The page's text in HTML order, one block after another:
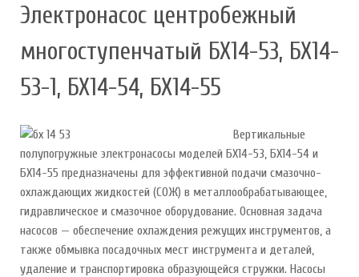
Электронасос центробежный
многоступенчатый БХ14-53, БХ14-
53-1, БХ14-54, БХ14-55
Вертикальные
полупогружные электронасосы моделей БХ14-53, БХ14-54 и
БХ14-55 предназначены для эффективной подачи смазочно-
охлаждающих жидкостей (СОЖ) в металлообрабатывающее,
гидравлическое и смазочное оборудование. Основная задача
насосов — обеспечение охлаждения режущих инструментов, а
также обмывка посадочных мест инструмента и деталей,
удаление и транспортировка образующейся стружки. Насосы